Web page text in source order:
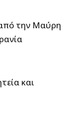
την Μαύρη
και